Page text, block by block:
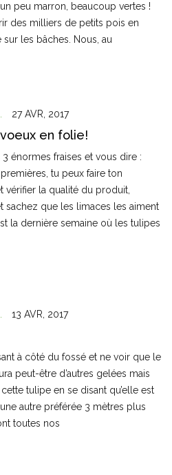
peu marron, beaucoup vertes !
des milliers de petits pois en
les bâches. Nous, au
27 AVR, 2017
en folie!
énormes fraises et vous dire :
tu peux faire ton
vérifier la qualité du produit,
sachez que les limaces les aiment
la dernière semaine où les tulipes
13 AVR, 2017
à côté du fossé et ne voir que le
peut-être d’autres gelées mais
tulipe en se disant qu’elle est
autre préférée 3 mètres plus
toutes nos